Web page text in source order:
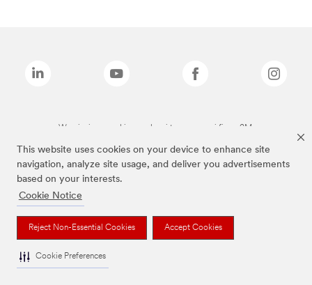
This website uses cookies on your device to enhance site
navigation, analyze site usage, and deliver you advertisements
based on your interests.
Cookie Notice
Reject Non-Essential Cookies Accept Cookies
Cookie Preferences
Wymienione marki są znakami towarowymi firmy 3M.